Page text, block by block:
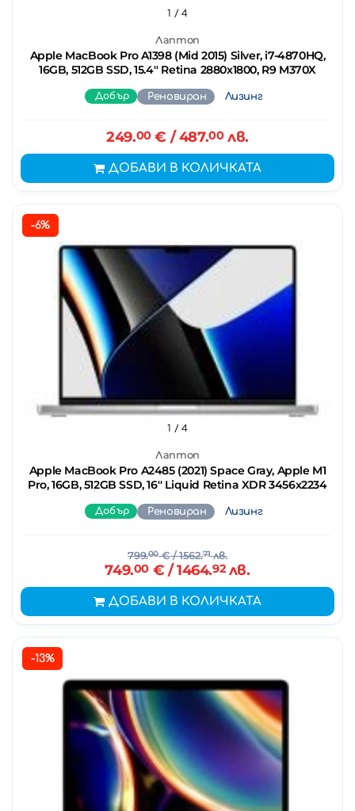
Лаптоп
Apple MacBook Pro A1398 (Mid 2015) Silver, i7-4870HQ,
16GB, 512GB SSD, 15.4'' Retina 2880x1800, R9 M370X
1 / 4
Добър Реновиран Лизинг
249.00€ / 487.00лв.
ДОБАВИ В КОЛИЧКАТА
-6%
Лаптоп
Apple MacBook Pro A2485 (2021) Space Gray, Apple M1
Pro, 16GB, 512GB SSD, 16'' Liquid Retina XDR 3456x2234
1 / 4
Добър Реновиран Лизинг
799.00€/ 1562.71лв.
749.00€ / 1464.92лв.
ДОБАВИ В КОЛИЧКАТА
-13%